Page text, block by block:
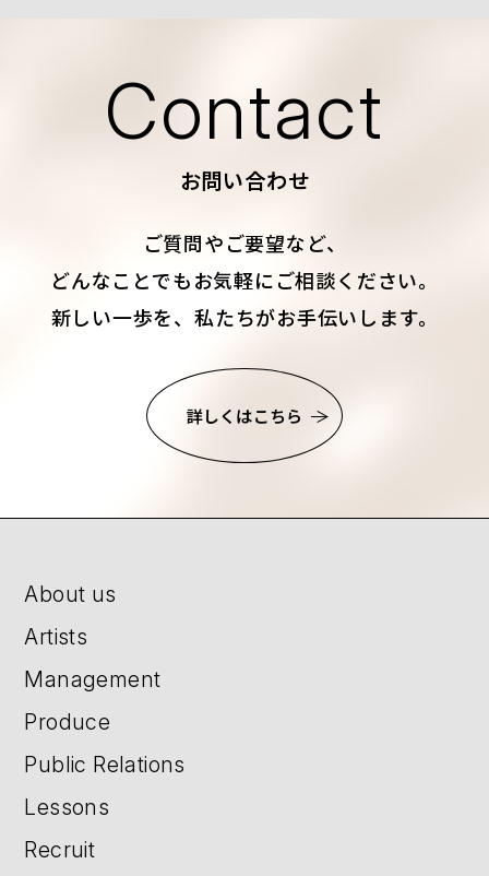
Contact
お問い合わせ
ご質問やご要望など、
どんなことでもお気軽にご相談ください。
新しい一歩を、私たちがお手伝いします。
詳しくはこちら
About us
Artists
Management
Produce
Public Relations
Lessons
Recruit